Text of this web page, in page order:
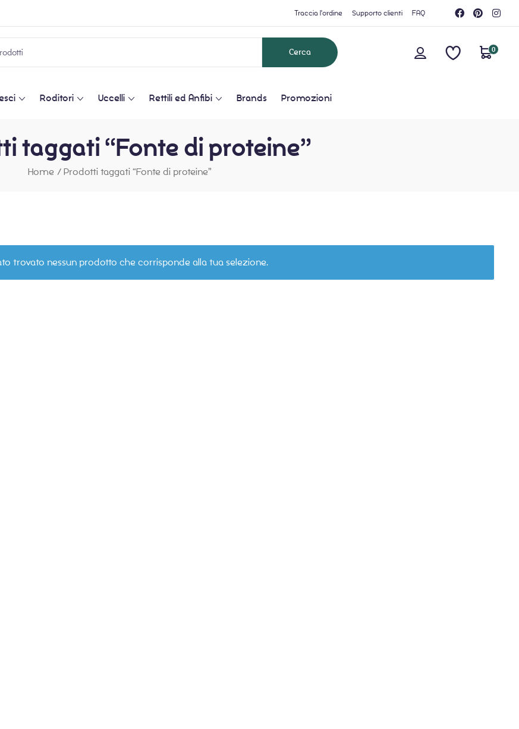
Traccia l'ordine Supporto clienti FAQ
0
Roditori Uccelli Rettili ed Anfibi Brands Promozioni
taggati “Fonte di proteine”
Home / Prodotti taggati “Fonte di proteine”
trovato nessun prodotto che corrisponde alla tua selezione.